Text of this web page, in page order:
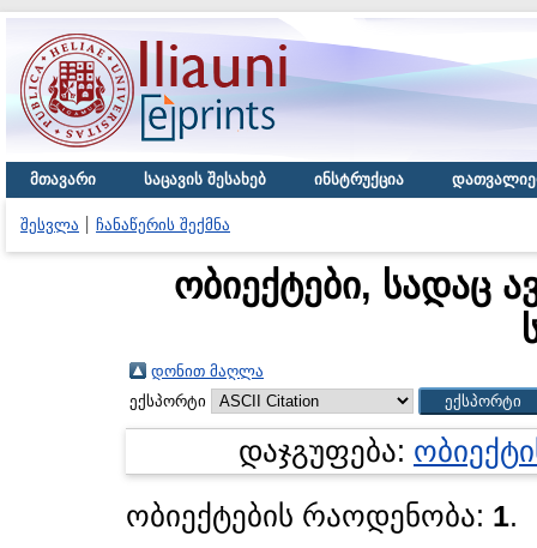
მთავარი საცავის შესახებ ინსტრუქცია
შესვლა ჩანაწერის შექმნა
ობიექტები, სადაც
დონით მაღლა
ექსპორტი
დაჯგუფება:
ობიექტების რაოდენობა: 1.